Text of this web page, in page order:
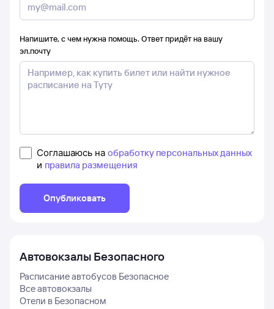
Напишите, с чем нужна помощь. Ответ придёт на вашу
эл.почту
Соглашаюсь на обработку персональных данных
и правила размещения
Опубликовать
Автовокзалы Безопасного
Расписание автобусов Безопасное
Все автовокзалы
Отели в Безопасном